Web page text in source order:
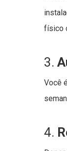
físico
3.
Você
4.